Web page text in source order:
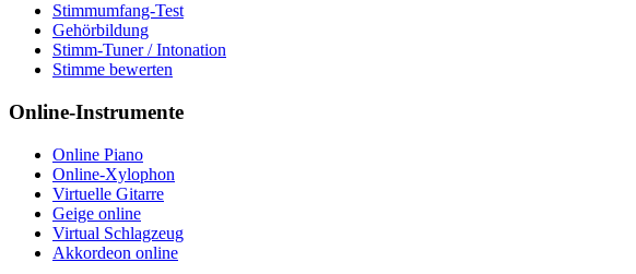
Stimmumfang-Test
Gehörbildung
Stimm-Tuner / Intonation
Stimme bewerten
Online-Instrumente
Online Piano
Online-Xylophon
Virtuelle Gitarre
Geige online
Virtual Schlagzeug
Akkordeon online